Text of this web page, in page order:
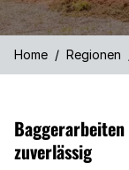
Home / Regionen
zuverlässig